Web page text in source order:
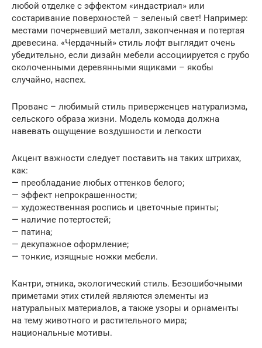
любой отделке с эффектом «индастриал» или
состаривание поверхностей – зеленый свет! Например:
местами почерневший металл, закопченная и потертая
древесина. «Чердачный» стиль лофт выглядит очень
убедительно, если дизайн мебели ассоциируется с грубо
сколоченными деревянными ящиками – якобы
случайно, наспех.
Прованс – любимый стиль приверженцев натурализма,
сельского образа жизни. Модель комода должна
навевать ощущение воздушности и легкости
Акцент важности следует поставить на таких штрихах,
как:
— преобладание любых оттенков белого;
— эффект непрокрашенности;
— художественная роспись и цветочные принты;
— наличие потертостей;
— патина;
— декупажное оформление;
— тонкие, изящные ножки мебели.
Кантри, этника, экологический стиль. Безошибочными
приметами этих стилей являются элементы из
натуральных материалов, а также узоры и орнаменты
на тему животного и растительного мира;
национальные мотивы.